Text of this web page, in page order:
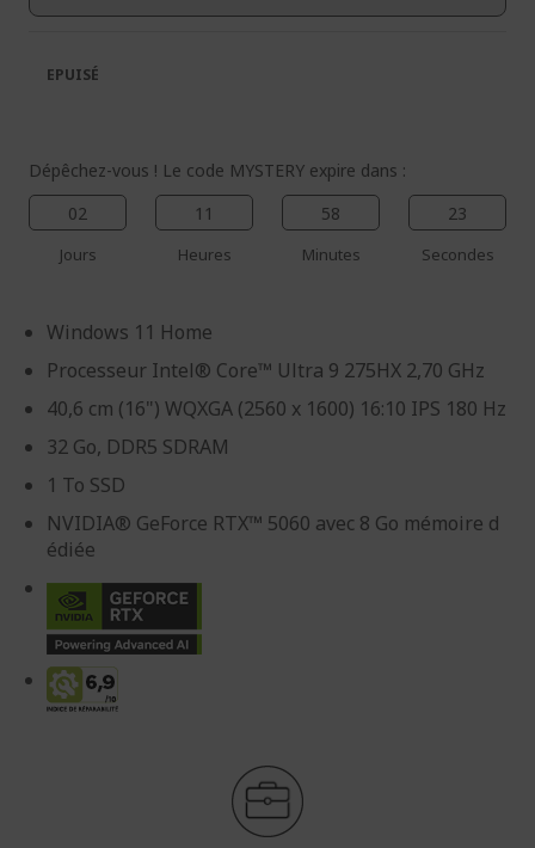
Dépêchez-vous ! Le code MYSTERY expire dans :
02
Jours
11
Heures
58
Minutes
22
Secondes
Windows 11 Home
Processeur Intel® Core™ Ultra 9 275HX 2,70 GHz
40,6 cm (16") WQXGA (2560 x 1600) 16:10 IPS 180 Hz
32 Go, DDR5 SDRAM
1 To SSD
NVIDIA® GeForce RTX™ 5060 avec 8 Go mémoire d
édiée
EPUISÉ